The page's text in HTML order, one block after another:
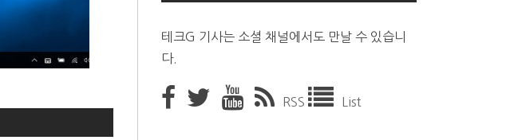
테크G 기사는 소셜 채널에서도 만날 수 있습니
다.
RSS List